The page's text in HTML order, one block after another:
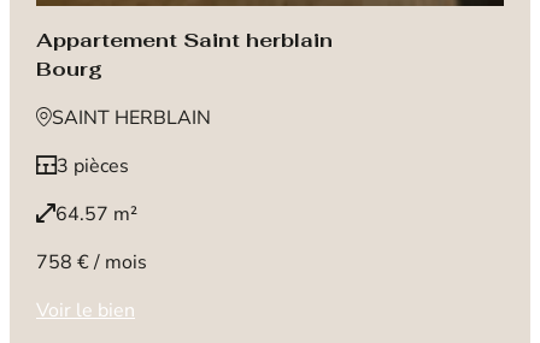
Appartement Saint herblain
Bourg
SAINT HERBLAIN
3 pièces
64.57 m²
758 € / mois
Voir le bien